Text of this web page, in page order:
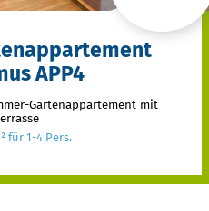
APP4
Gartenappartement mit
für 1-4 Pers.